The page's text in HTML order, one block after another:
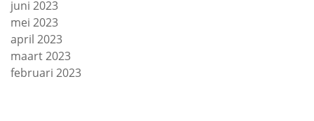
juni 2023
mei 2023
april 2023
maart 2023
februari 2023